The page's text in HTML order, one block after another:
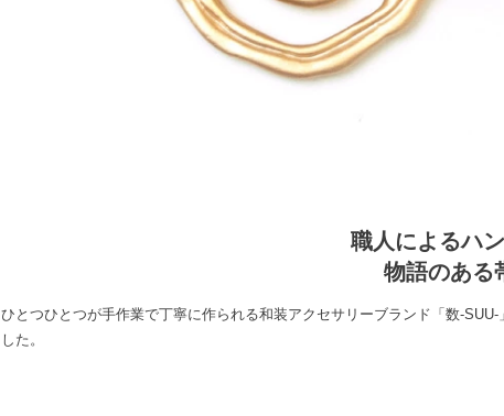
職人によるハ
物語のある
ひとつひとつが手作業で丁寧に作られる和装アクセサリーブランド「数-
した。